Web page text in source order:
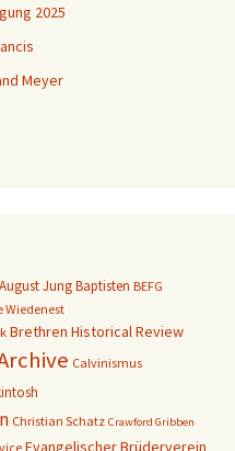
2025
Meyer
August JungBaptisten BEFG
Wiedenest
Brethren Historical Review
Calvinismus
Christian Schatz Crawford Gribben
Evangelischer Brüderverein